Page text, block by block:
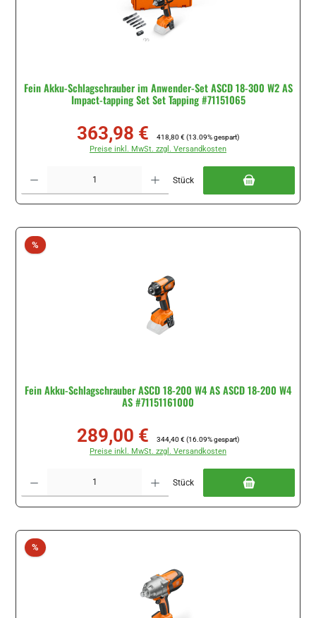
Fein Akku-Schlagschrauber im Anwender-Set ASCD 18-300 W2 AS
Impact-tapping Set Set Tapping #71151065
Verkaufspreis:
363,98 € 418,80 € (13.09% gespart)
Preise inkl. MwSt. zzgl. Versandkosten
Stück
%Rabatt
Fein Akku-Schlagschrauber ASCD 18-200 W4 AS ASCD 18-200 W4
AS #71151161000
Verkaufspreis:
289,00 € Regulärer Preis:
344,40 € (16.09% gespart)
Preise inkl. MwSt. zzgl. Versandkosten
Stück
%Rabatt